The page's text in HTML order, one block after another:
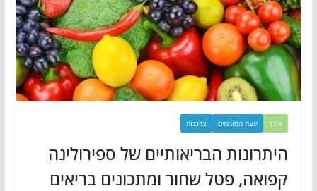
אוכל עצת המומחים צרכנות
היתרונות הבריאותיים של ספירולינה
קפואה, פטל שחור ומתכונים בריאים